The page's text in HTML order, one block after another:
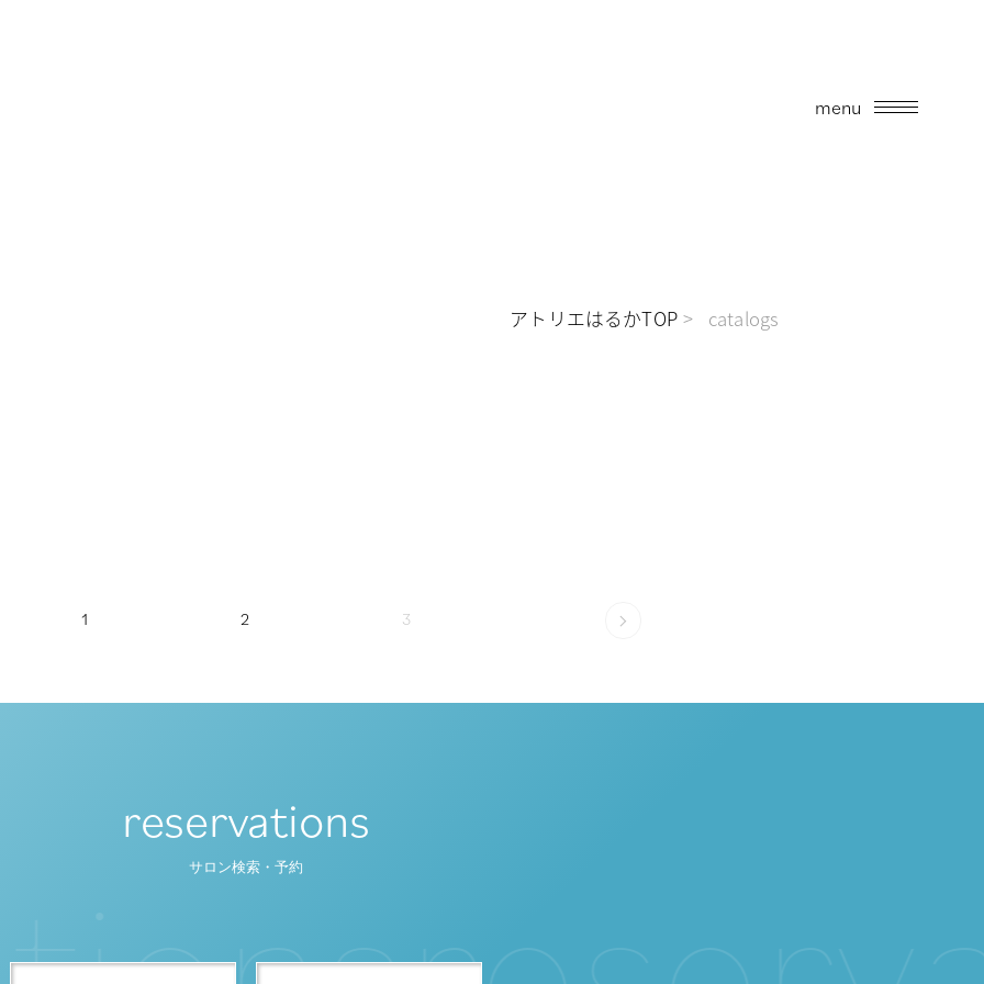
menu
アトリエはるかTOP catalogs
1 2 3 NEXT
reservations
サロン検索・予約